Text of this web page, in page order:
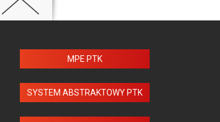
MPE PTK
SYSTEM ABSTRAKTOWY PTK